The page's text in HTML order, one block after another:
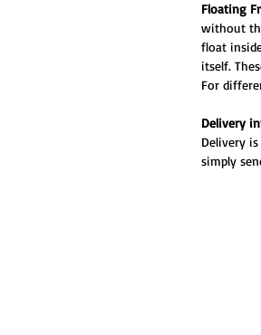
Floating
without
float
itself.
For
Delivery
Delivery
simply